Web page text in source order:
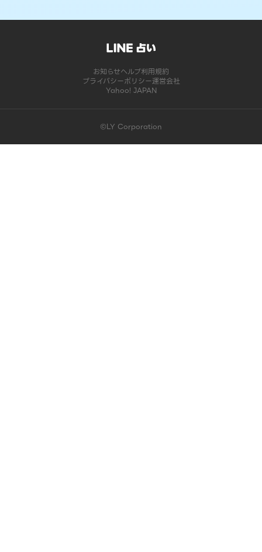
お知らせヘルプ利用規約
プライバシーポリシー運営会社
Yahoo! JAPAN
©LY Corporation
このコンテンツは掲載が終了しました | LINE占い